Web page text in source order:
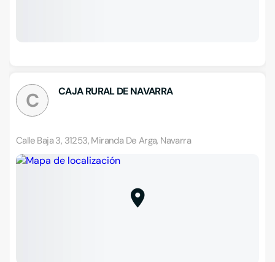
C CAJA RURAL DE NAVARRA
Calle Baja 3, 31253, Miranda De Arga, Navarra